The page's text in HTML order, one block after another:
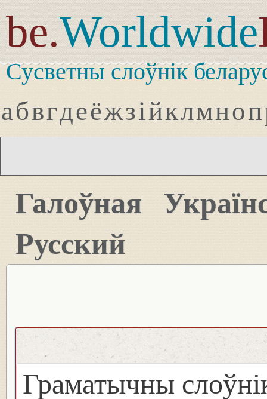
be.Worldwide
Сусветны слоўнік
абвгдеёжзійклмноп
Галоўная
Русский
Граматычны